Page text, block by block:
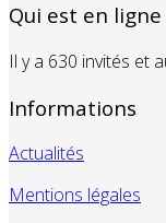
Qui est en ligne
Il y a 630 invités et
Informations
Actualités
Mentions légales